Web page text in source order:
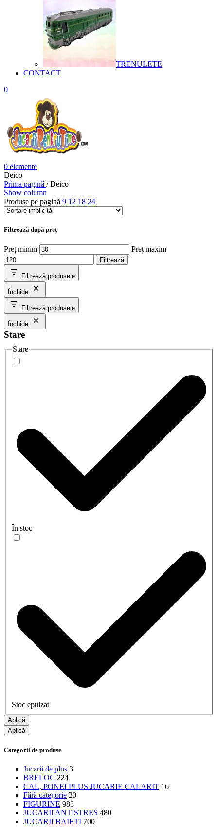
TRENULETE
CONTACT
0
0 elemente
Deico
Prima pagină / Deico
Show column
Produse pe pagină 9 12 18 24
Filtrează după preț
Preț minim Preț maxim
Filtrează
Filtrează produsele
Închide
Filtrează produsele
Închide
Stare
Stare
În stoc
Stoc epuizat
Aplică
Aplică
Categorii de produse
Jucarii de plus 3
BRELOC 224
CAL, PONEI PLUS JUCARIE CALARIT 16
Fără categorie 20
FIGURINE 983
JUCARII ANTISTRES 480
JUCARII BAIETI 700